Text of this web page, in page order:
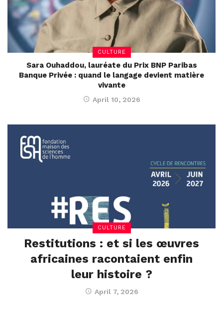
CULTURE
Sara Ouhaddou, lauréate du Prix BNP Paribas
Banque Privée : quand le langage devient matière
vivante
April 10, 2026
CULTURE
Restitutions : et si les œuvres
africaines racontaient enfin
leur histoire ?
April 7, 2026